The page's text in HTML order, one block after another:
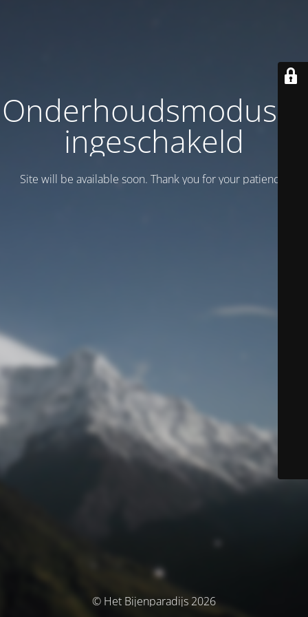
Onderhoudsmodus is
ingeschakeld
Site will be available soon. Thank you for your patience!
© Het Bijenparadijs 2026